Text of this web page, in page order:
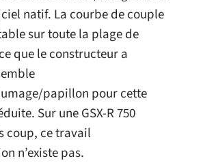
natif. La courbe de couple
sur toute la plage de
que le constructeur a
papillon pour cette
Sur une GSX-R 750
coup, ce travail
n’existe pas.